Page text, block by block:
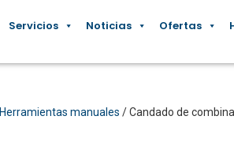
Servicios Noticias Ofertas
Herramientas manuales / Candado de